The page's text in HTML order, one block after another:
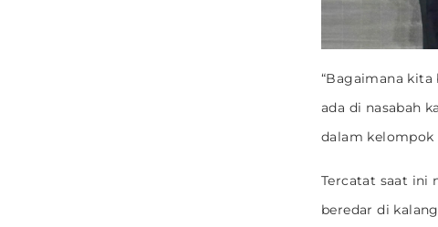
“Bagaimana
ada di nasabah
dalam kelompok
Tercatat saat ini
beredar di